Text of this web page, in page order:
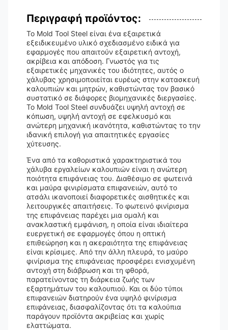
Περιγραφή προϊόντος:
Το Mold Tool Steel είναι ένα εξαιρετικά
εξειδικευμένο υλικό σχεδιασμένο ειδικά για
εφαρμογές που απαιτούν εξαιρετική αντοχή,
ακρίβεια και απόδοση. Γνωστός για τις
εξαιρετικές μηχανικές του ιδιότητες, αυτός ο
χάλυβας χρησιμοποιείται ευρέως στην κατασκευή
καλουπιών και μητρών, καθιστώντας τον βασικό
συστατικό σε διάφορες βιομηχανικές διεργασίες.
Το Mold Tool Steel συνδυάζει υψηλή αντοχή σε
κόπωση, υψηλή αντοχή σε εφελκυσμό και
ανώτερη μηχανική ικανότητα, καθιστώντας το την
ιδανική επιλογή για απαιτητικές εργασίες
χύτευσης.
Ένα από τα καθοριστικά χαρακτηριστικά του
χάλυβα εργαλείων καλουπιών είναι η ανώτερη
ποιότητα επιφάνειας του. Διαθέσιμο σε φωτεινά
και μαύρα φινιρίσματα επιφανειών, αυτό το
ατσάλι ικανοποιεί διαφορετικές αισθητικές και
λειτουργικές απαιτήσεις. Το φωτεινό φινίρισμα
της επιφάνειας παρέχει μια ομαλή και
ανακλαστική εμφάνιση, η οποία είναι ιδιαίτερα
ευεργετική σε εφαρμογές όπου η οπτική
επιθεώρηση και η ακεραιότητα της επιφάνειας
είναι κρίσιμες. Από την άλλη πλευρά, το μαύρο
φινίρισμα της επιφάνειας προσφέρει ενισχυμένη
αντοχή στη διάβρωση και τη φθορά,
παρατείνοντας τη διάρκεια ζωής των
εξαρτημάτων του καλουπιού. Και οι δύο τύποι
επιφανειών διατηρούν ένα υψηλό φινίρισμα
επιφάνειας, διασφαλίζοντας ότι τα καλούπια
παράγουν προϊόντα ακριβείας και χωρίς
ελαττώματα.